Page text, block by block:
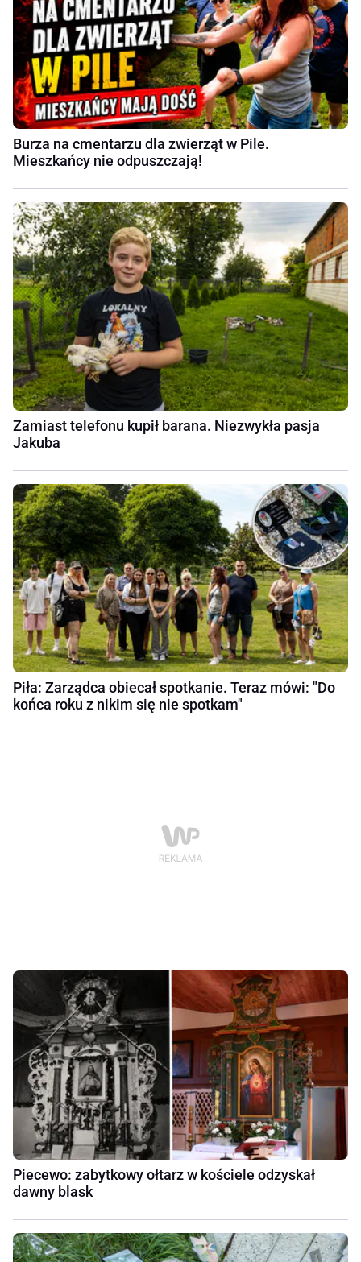
Burza na cmentarzu dla zwierząt w Pile.
Mieszkańcy nie odpuszczają!
Zamiast telefonu kupił barana. Niezwykła pasja
Jakuba
Piła: Zarządca obiecał spotkanie. Teraz mówi: "Do
końca roku z nikim się nie spotkam"
Piecewo: zabytkowy ołtarz w kościele odzyskał
dawny blask